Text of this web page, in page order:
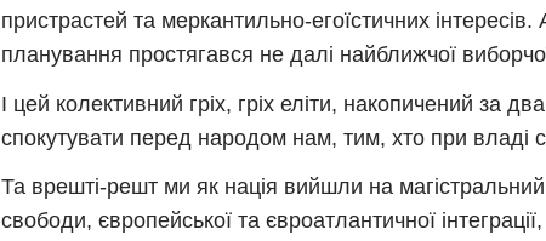
пристрастей та меркантильно-егоїстичних інтересів.
планування простягався не далі найближчої
І цей колективний гріх, гріх еліти, накопичений за
спокутувати перед народом нам, тим, хто при владі
Та врешті-решт ми як нація вийшли на
свободи, європейської та євроатлантичної